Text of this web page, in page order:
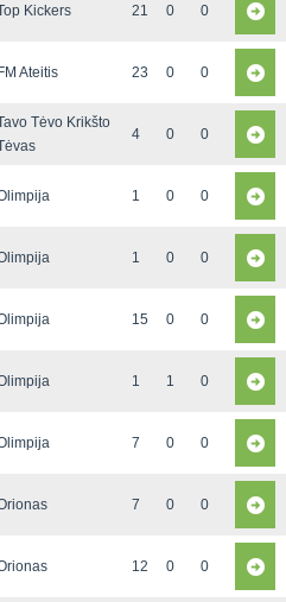
Kickers 21 0 0
FM Ateitis 23 0 0
Tėvo Krikšto
4 0 0
1 0 0
1 0 0
15 0 0
1 1 0
7 0 0
7 0 0
12 0 0